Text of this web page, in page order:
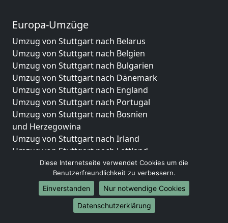
Europa-Umzüge
Umzug von Stuttgart nach Belarus
Umzug von Stuttgart nach Belgien
Umzug von Stuttgart nach Bulgarien
Umzug von Stuttgart nach Dänemark
Umzug von Stuttgart nach England
Umzug von Stuttgart nach Portugal
Umzug von Stuttgart nach Bosnien
und Herzegowina
Umzug von Stuttgart nach Irland
Umzug von Stuttgart nach Lettland
Umzug von Stuttgart nach Zypern
Umzug von Stuttgart nach Kroatien
Umzug von Stuttgart nach Estland
Umzug von Stuttgart nach Finnland
Umzug von Stuttgart nach Frankreich
Diese Internetseite verwendet Cookies um die
Benutzerfreundlichkeit zu verbessern.
Einverstanden
Nur notwendige Cookies
Datenschutzerklärung